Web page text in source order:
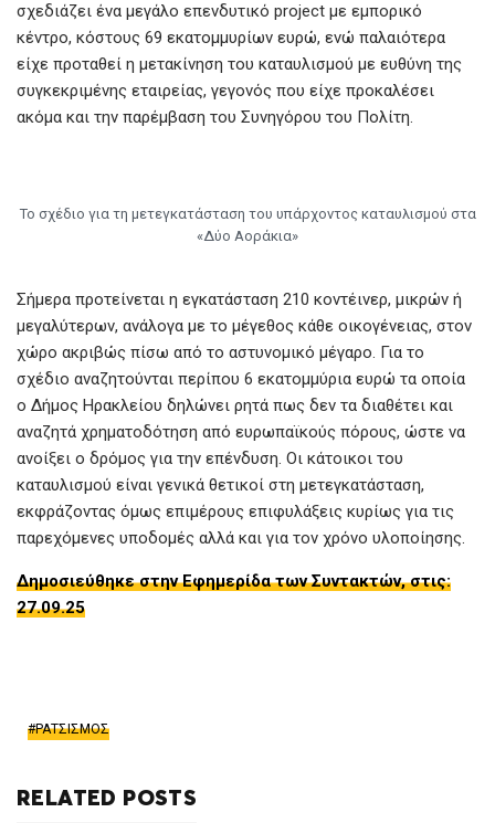
σχεδιάζει ένα μεγάλο επενδυτικό project με εμπορικό
κέντρο, κόστους 69 εκατομμυρίων ευρώ, ενώ παλαιότερα
είχε προταθεί η μετακίνηση του καταυλισμού με ευθύνη της
συγκεκριμένης εταιρείας, γεγονός που είχε προκαλέσει
ακόμα και την παρέμβαση του Συνηγόρου του Πολίτη.
Το σχέδιο για τη μετεγκατάσταση του υπάρχοντος καταυλισμού στα
«Δύο Αοράκια»
Σήμερα προτείνεται η εγκατάσταση 210 κοντέινερ, μικρών ή
μεγαλύτερων, ανάλογα με το μέγεθος κάθε οικογένειας, στον
χώρο ακριβώς πίσω από το αστυνομικό μέγαρο. Για το
σχέδιο αναζητούνται περίπου 6 εκατομμύρια ευρώ τα οποία
ο Δήμος Ηρακλείου δηλώνει ρητά πως δεν τα διαθέτει και
αναζητά χρηματοδότηση από ευρωπαϊκούς πόρους, ώστε να
ανοίξει ο δρόμος για την επένδυση. Οι κάτοικοι του
καταυλισμού είναι γενικά θετικοί στη μετεγκατάσταση,
εκφράζοντας όμως επιμέρους επιφυλάξεις κυρίως για τις
παρεχόμενες υποδομές αλλά και για τον χρόνο υλοποίησης.
Δημοσιεύθηκε στην Εφημερίδα των Συντακτών, στις:
27.09.25
ΡΑΤΣΙΣΜΟΣ
RELATED POSTS